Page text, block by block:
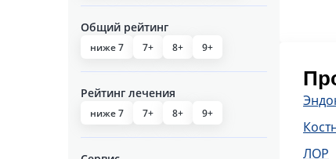
Общий рейтинг
ниже 7 7+ 8+ 9+
Рейтинг лечения
ниже 7 7+ 8+ 9+
ЛОР